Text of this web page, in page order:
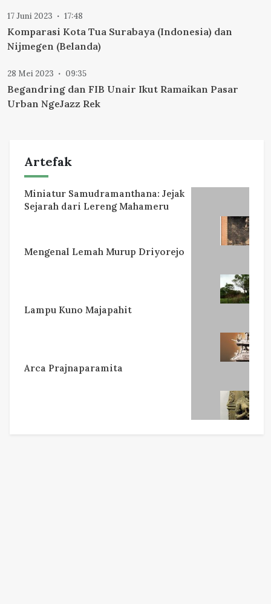
17 Juni 2023 17:48
Komparasi Kota Tua Surabaya (Indonesia) dan
Nijmegen (Belanda)
28 Mei 2023 09:35
Begandring dan FIB Unair Ikut Ramaikan Pasar
Urban NgeJazz Rek
Artefak
Miniatur Samudramanthana: Jejak
Sejarah dari Lereng Mahameru
Mengenal Lemah Murup Driyorejo
Lampu Kuno Majapahit
Arca Prajnaparamita